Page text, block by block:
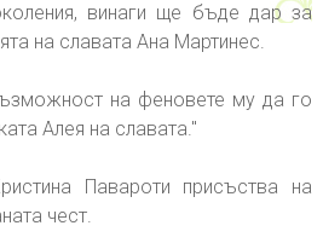
винаги ще бъде дар за
на славата Ана Мартинес.
на феновете му да го
Алея на славата."
Павароти присъства на
чест.